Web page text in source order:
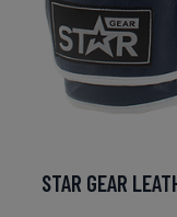
STAR GEAR